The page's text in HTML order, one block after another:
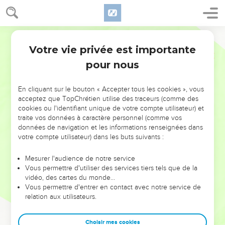
NE MANQUEZ PAS L’ÉVÉNEMENT
DE L’ANNÉE !
ET SI LEURS ERREURS POUVAIENT VOUS ÉVITER LES
VOTRES ?
leur foi ou leur vision. Mais on voit moins les doutes, les erreurs
et les saisons difficiles qu'ils ont traversés, alors même que ce
sont elles qui les ont façonnés.
Dans cette conférence, leaders, entrepreneurs, et responsables
clés pour avancer avec plus de sagesse afin que leurs erreurs
Votre vie privée est importante
pour nous
En cliquant sur le bouton « Accepter tous les cookies », vous
acceptez que TopChrétien utilise des traceurs (comme des
cookies ou l'identifiant unique de votre compte utilisateur) et
traite vos données à caractère personnel (comme vos
données de navigation et les informations renseignées dans
votre compte utilisateur) dans les buts suivants :
Mesurer l'audience de notre service
Vous permettre d'utiliser des services tiers tels que de la
vidéo, des cartes du monde…
Vous permettre d'entrer en contact avec notre service de
relation aux utilisateurs.
Choisir mes cookies